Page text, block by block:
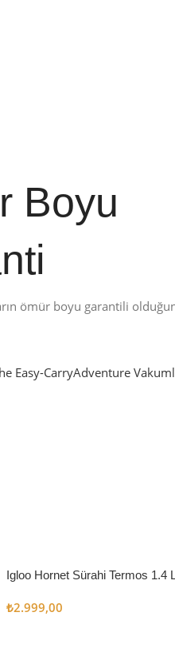
Boyu
ömür boyu garantili
Easy-CarryAdventure
Igloo Hornet Sürahi Termos 1.4
₺2.999,00